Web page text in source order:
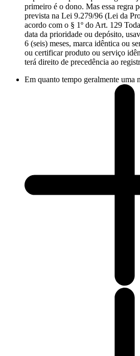
primeiro é o dono. Mas essa regra
prevista na Lei 9.279/96 (Lei da
acordo com o § 1º do Art. 129
data da prioridade ou depósito,
6 (seis) meses, marca idêntica ou
ou certificar produto ou serviço
terá direito de precedência ao
Em quanto tempo geralmente uma